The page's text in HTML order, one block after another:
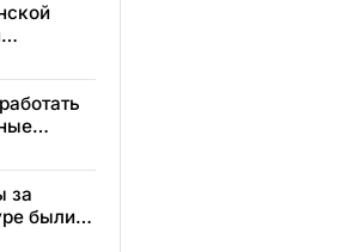
за
были